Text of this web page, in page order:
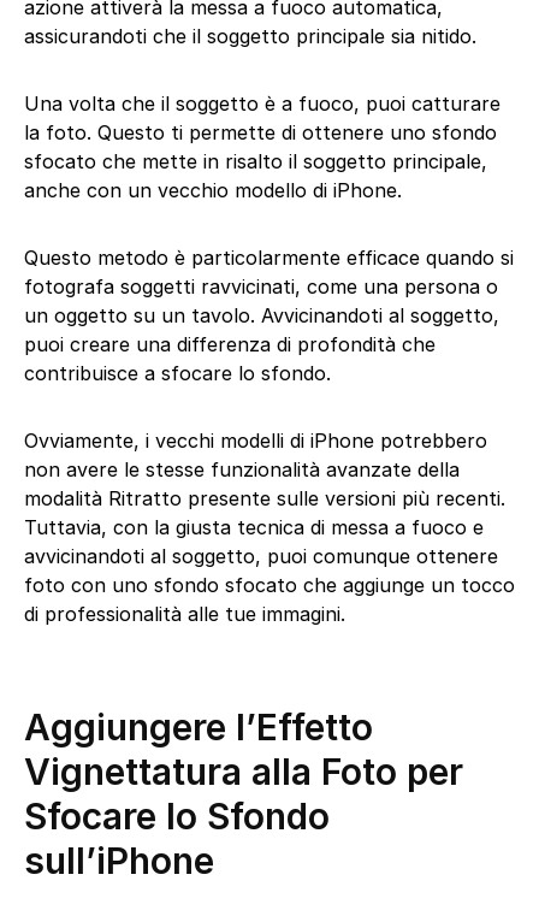
azione attiverà la messa a fuoco automatica,
assicurandoti che il soggetto principale sia nitido.
Una volta che il soggetto è a fuoco, puoi catturare
la foto. Questo ti permette di ottenere uno sfondo
sfocato che mette in risalto il soggetto principale,
anche con un vecchio modello di iPhone.
Questo metodo è particolarmente efficace quando si
fotografa soggetti ravvicinati, come una persona o
un oggetto su un tavolo. Avvicinandoti al soggetto,
puoi creare una differenza di profondità che
contribuisce a sfocare lo sfondo.
Ovviamente, i vecchi modelli di iPhone potrebbero
non avere le stesse funzionalità avanzate della
modalità Ritratto presente sulle versioni più recenti.
Tuttavia, con la giusta tecnica di messa a fuoco e
avvicinandoti al soggetto, puoi comunque ottenere
foto con uno sfondo sfocato che aggiunge un tocco
di professionalità alle tue immagini.
Aggiungere l’Effetto
Vignettatura alla Foto per
Sfocare lo Sfondo
sull’iPhone